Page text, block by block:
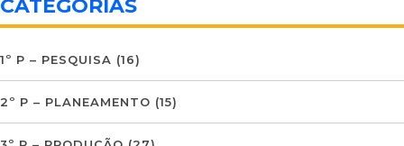
CATEGORIAS
1º P – PESQUISA (16)
2º P – PLANEAMENTO (15)